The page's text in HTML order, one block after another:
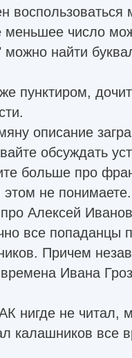
число
найти
пунктиром,
описание
обсуждать
больше про
не понимаете.
Алексей
все попаданцы
Причем
Ивана
нигде не читал,
калашников все